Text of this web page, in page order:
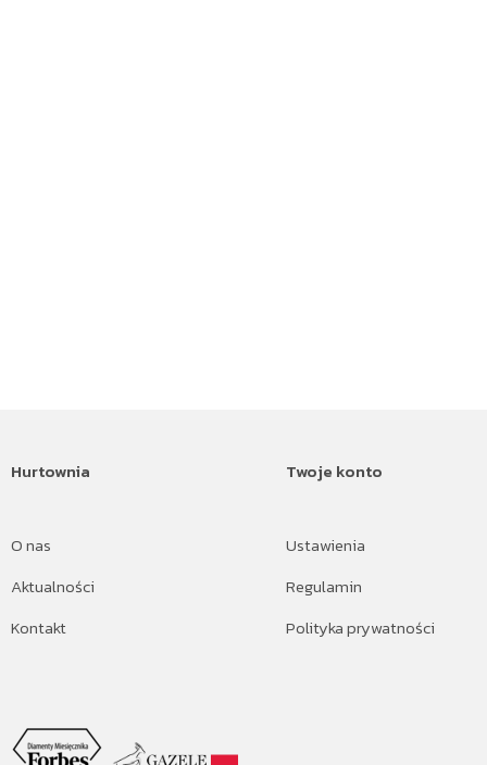
Hurtownia
O nas
Aktualności
Kontakt
Twoje konto
Ustawienia
Regulamin
Polityka prywatności